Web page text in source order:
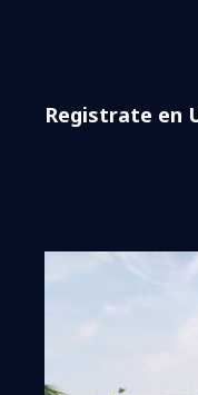
Registrate en